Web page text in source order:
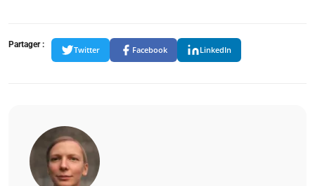
Partager :
Twitter Facebook LinkedIn